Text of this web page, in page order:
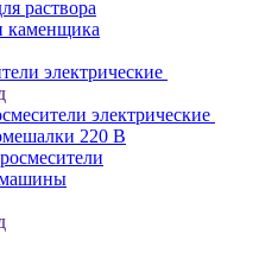
раствора
электрические
электрические
220 В